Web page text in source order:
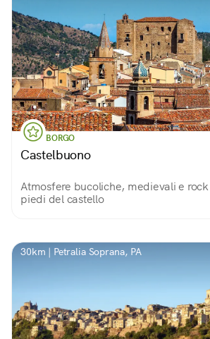
BORGO
Castelbuono
Atmosfere bucoliche, medievali e
piedi del castello
30km | Petralia Soprana, PA